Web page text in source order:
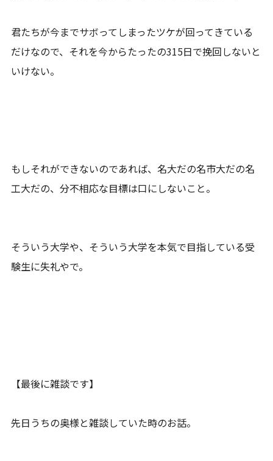
君たちが今までサボってしまったツケが回ってきている
だけなので、それを今からたったの315日で挽回しないと
いけない。
もしそれができないのであれば、名大だの名市大だの名
工大だの、分不相応な目標は口にしないこと。
そういう大学や、そういう大学を本気で目指している受
験生に失礼やで。
【最後に雑談です】
先日うちの奥様と雑談していた時のお話。